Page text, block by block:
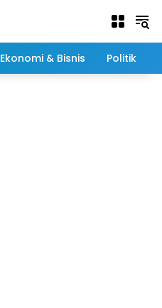
Ekonomi & Bisnis Politik